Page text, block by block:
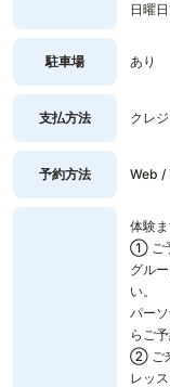
日曜
駐車場 あり
支払方法 クレ
予約方法 Web /
体験
① ご
グル
い。
パー
らご
② ご
レッ